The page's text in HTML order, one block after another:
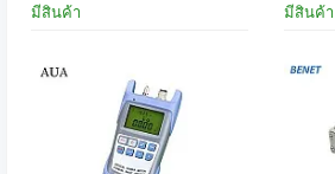
มีสินค้า มีสินค้า